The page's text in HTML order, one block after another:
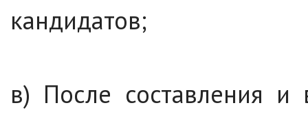
кандидатов;
в) После составления